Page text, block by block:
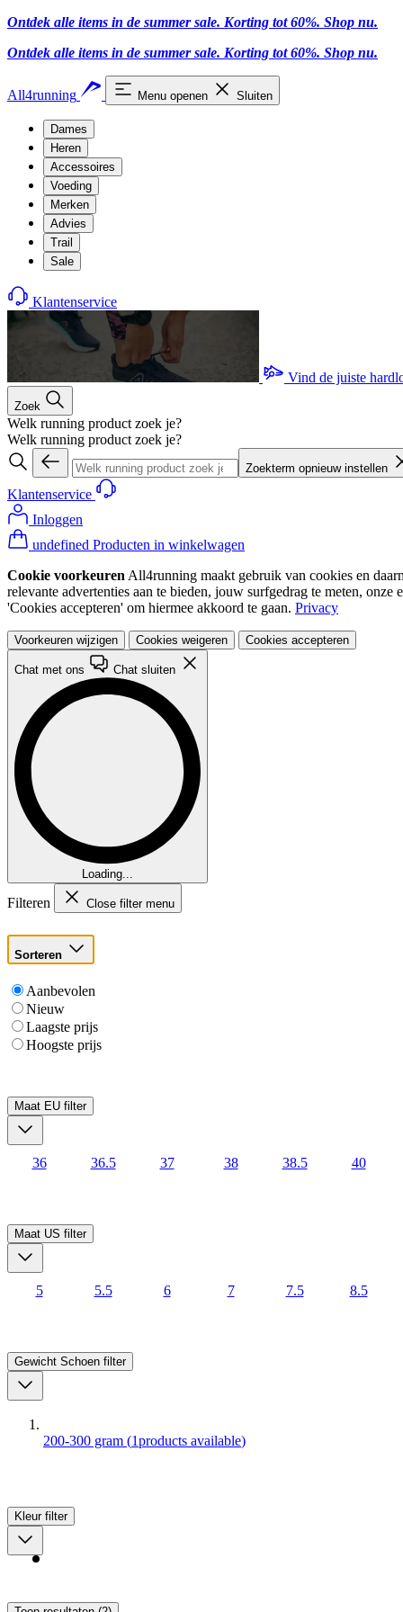
Ontdek alle items in de summer sale. Korting tot 60%. Shop nu.
Ontdek alle items in de summer sale. Korting tot 60%. Shop nu.
All4running Menu openen Sluiten
Dames
Heren
Accessoires
Voeding
Merken
Advies
Trail
Sale
Klantenservice
Vind de juiste
Zoek
Welk running product zoek je?
Welk running product zoek je?
Zoekterm opnieuw instellen
Klantenservice
Inloggen
undefined Producten in winkelwagen
Cookie voorkeuren All4running maakt gebruik van cookies en
relevante advertenties aan te bieden, jouw surfgedrag te meten,
'Cookies accepteren' om hiermee akkoord te gaan. Privacy
Voorkeuren wijzigen Cookies weigeren Cookies accepteren
Chat met ons Chat sluiten
Loading...
Filteren Close filter menu
Sorteren
Aanbevolen
Nieuw
Laagste prijs
Hoogste prijs
Maat EU filter
36 36.5 37 38 38.5 40
Maat US filter
5 5.5 6 7 7.5 8.5
Gewicht Schoen filter
200-300 gram (1products available)
Kleur filter